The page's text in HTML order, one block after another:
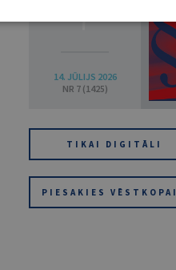
14. JŪLIJS 2026
NR 7 (1425)
TIKAI DIGITĀLI
PIESAKIES VĒSTKOPAI